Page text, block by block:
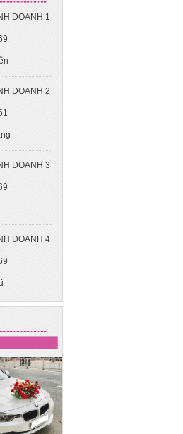
DOANH 1
DOANH 2
DOANH 3
DOANH 4